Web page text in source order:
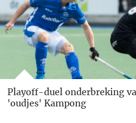
Playoff-duel onderbreking
'oudjes' Kampong